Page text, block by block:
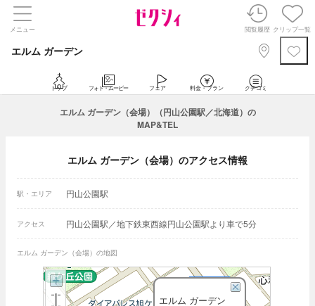
メニュー 閲覧履歴 クリップ一覧
エルム ガーデン
トップ フォト・ムービー フェア 料金・プラン クチコミ
エルム ガーデン（会場）（円山公園駅／北海道）の
MAP&TEL
エルム ガーデン（会場）のアクセス情報
駅・エリア 円山公園駅
アクセス 円山公園駅／地下鉄東西線円山公園駅より車で5分
エルム ガーデン（会場）の地図
エルム ガーデン